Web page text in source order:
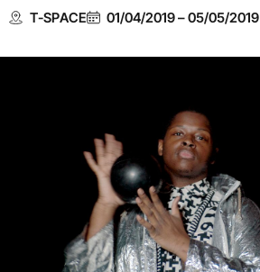
T-SPACE 01/04/2019–05/05/2019